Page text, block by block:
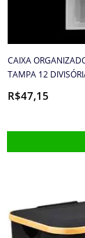
CAIXA
TAMPA 12
R$47,15